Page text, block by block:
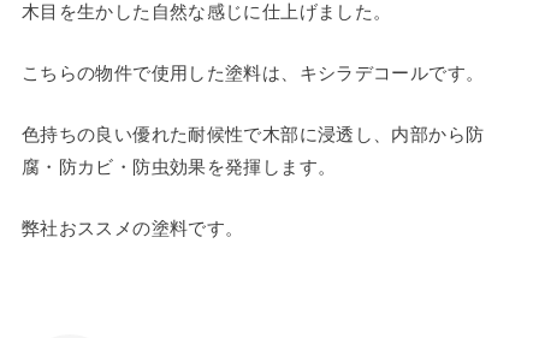
木目を生かした自然な感じに仕上げました。
こちらの物件で使用した塗料は、キシラデコールです。
色持ちの良い優れた耐候性で木部に浸透し、内部から防
腐・防カビ・防虫効果を発揮します。
弊社おススメの塗料です。